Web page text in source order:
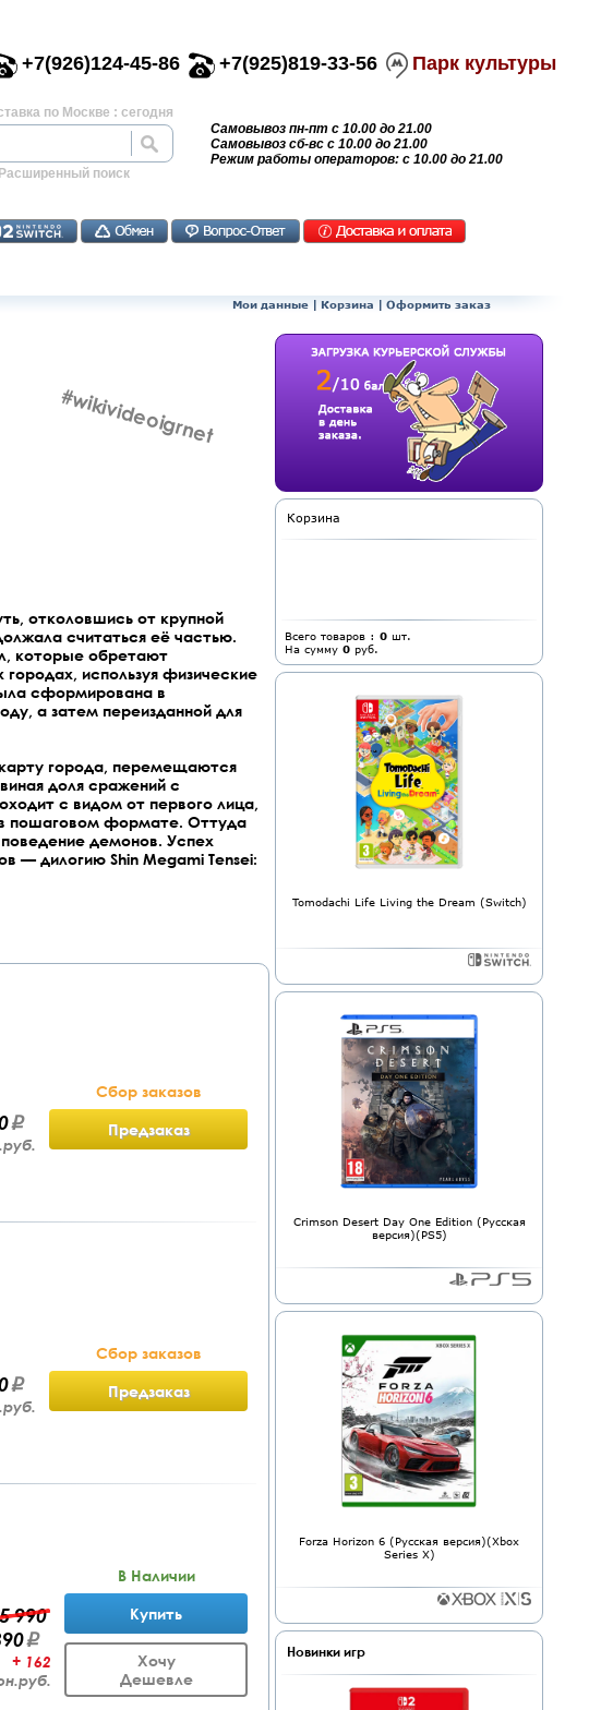
+7(926)124-45-86 +7(925)819-33-56 Парк культуры
по Москве : сегодня
Расширенный поиск
Самовывоз пн-пт с 10.00 до 21.00
Самовывоз сб-вс с 10.00 до 21.00
Режим работы операторов: с 10.00 до 21.00
Мои данные | Корзина | Оформить заказ
#wikivideoigrnet
отколовшись от крупной
считаться её частью.
которые обретают
используя физические
сформирована в
а затем переизданной для
города, перемещаются
доля сражений с
с видом от первого лица,
в пошаговом формате. Оттуда
демонов. Успех
— дилогию Shin Megami Tensei:
Сбор заказов
Предзаказ
Сбор заказов
Предзаказ
5 990
+ 162
В Наличии
Купить
Хочу
Дешевле
Корзина
Всего товаров : 0 шт.
На сумму 0 руб.
Tomodachi Life Living the Dream (Switch)
Crimson Desert Day One Edition (Русская
версия)(PS5)
Forza Horizon 6 (Русская версия)(Xbox
Series X)
Новинки игр